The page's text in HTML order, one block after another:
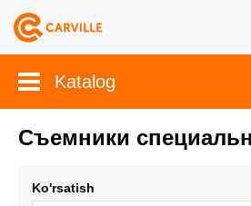
Katalog
Съемники
Ko'rsatish